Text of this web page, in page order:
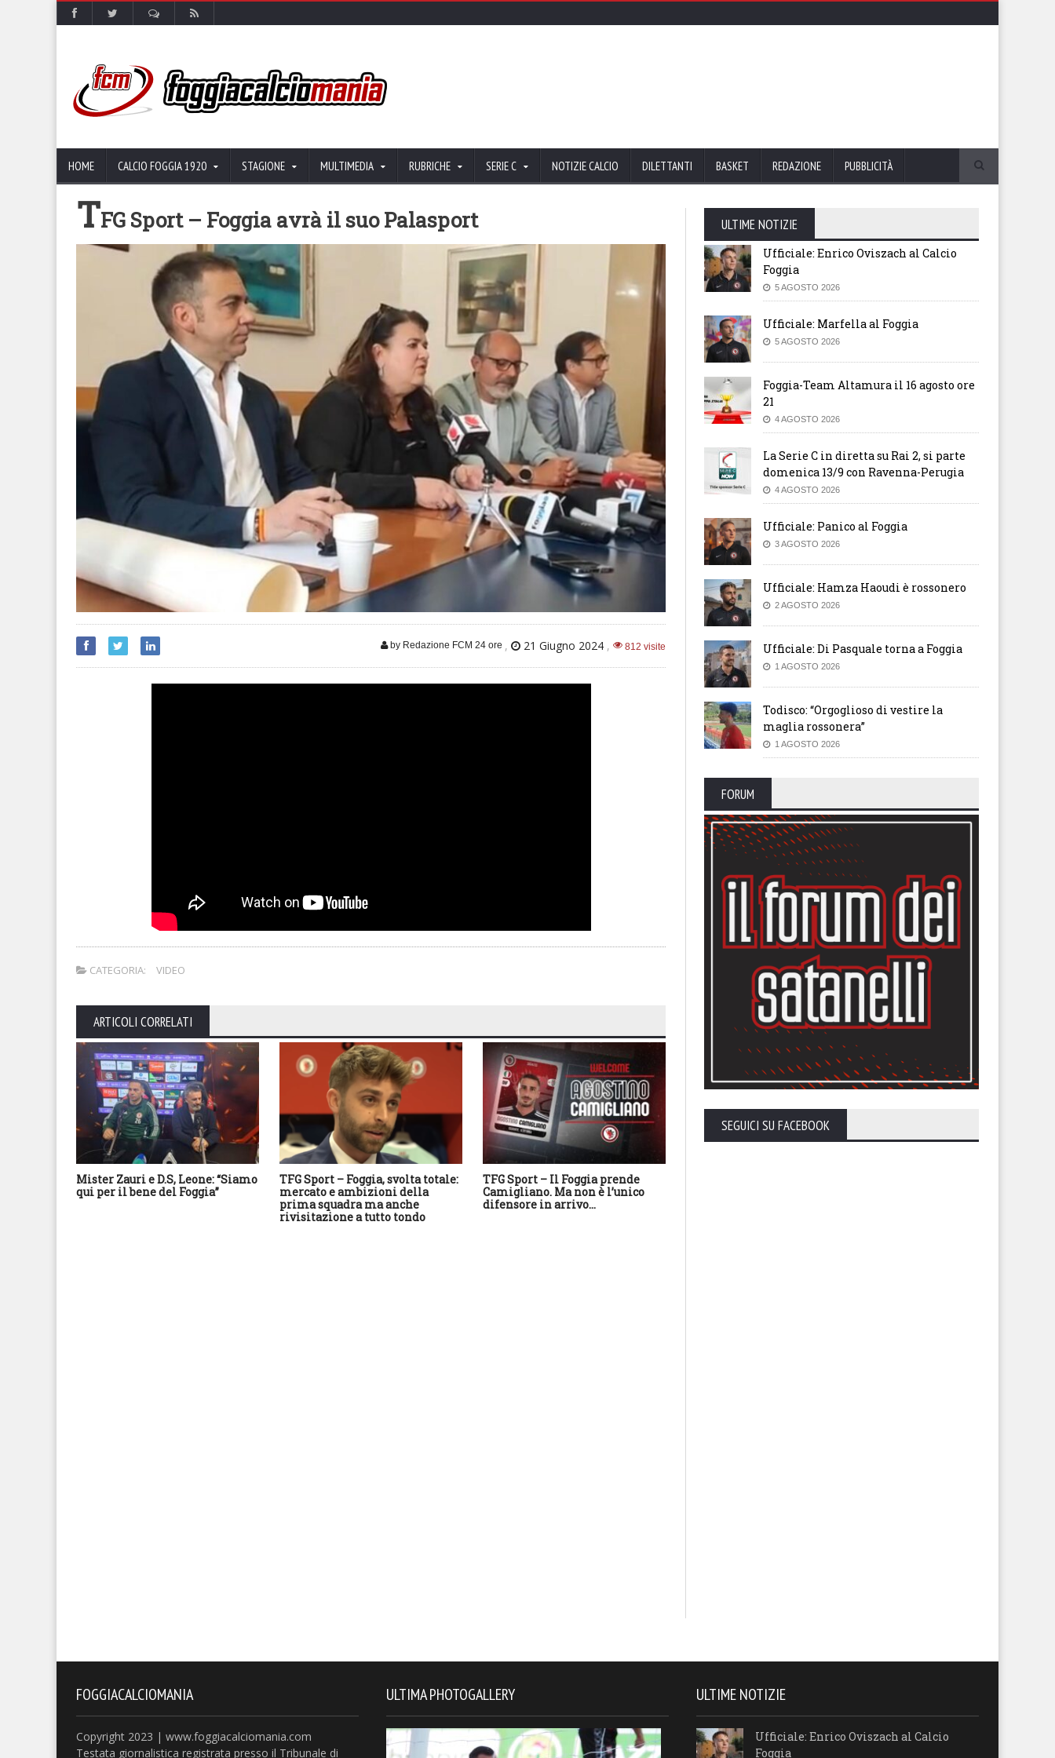
HOME CALCIO FOGGIA 1920 STAGIONE MULTIMEDIA RUBRICHE SERIE C NOTIZIE CALCIO DILETTANTI BASKET REDAZIONE PUBBLICITÀ
TFG Sport – Foggia avrà il suo Palasport
by Redazione FCM 24 ore , 21 Giugno 2024 , 812 visite
CATEGORIA: VIDEO
ARTICOLI CORRELATI
Mister Zauri e D.S, Leone: “Siamo
qui per il bene del Foggia”
TFG Sport – Foggia, svolta totale:
mercato e ambizioni della
prima squadra ma anche
rivisitazione a tutto tondo
TFG Sport – Il Foggia prende
Camigliano. Ma non è l’unico
difensore in arrivo…
ULTIME NOTIZIE
Ufficiale: Enrico Oviszach al Calcio
Foggia
5 AGOSTO 2026
Ufficiale: Marfella al Foggia
5 AGOSTO 2026
Foggia-Team Altamura il 16 agosto ore
21
4 AGOSTO 2026
La Serie C in diretta su Rai 2, si parte
domenica 13/9 con Ravenna-Perugia
4 AGOSTO 2026
Ufficiale: Panico al Foggia
3 AGOSTO 2026
Ufficiale: Hamza Haoudi è rossonero
2 AGOSTO 2026
Ufficiale: Di Pasquale torna a Foggia
1 AGOSTO 2026
Todisco: “Orgoglioso di vestire la
maglia rossonera”
1 AGOSTO 2026
FORUM
SEGUICI SU FACEBOOK
FOGGIACALCIOMANIA
Copyright 2023 | www.foggiacalciomania.com
Testata giornalistica registrata presso il Tribunale di
ULTIMA PHOTOGALLERY ULTIME NOTIZIE
Ufficiale: Enrico Oviszach al Calcio
Foggia